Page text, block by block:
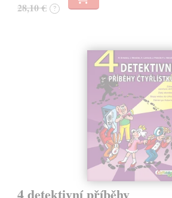
28,10 € ?
4 detektivní příběhy